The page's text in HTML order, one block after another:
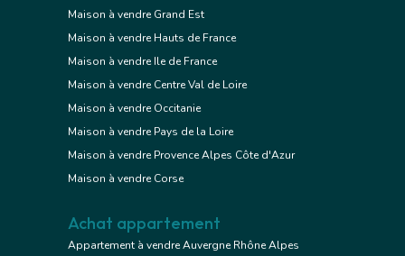
Maison à vendre Grand Est
Maison à vendre Hauts de France
Maison à vendre Ile de France
Maison à vendre Centre Val de Loire
Maison à vendre Occitanie
Maison à vendre Pays de la Loire
Maison à vendre Provence Alpes Côte d'Azur
Maison à vendre Corse
Achat appartement
Appartement à vendre Auvergne Rhône Alpes